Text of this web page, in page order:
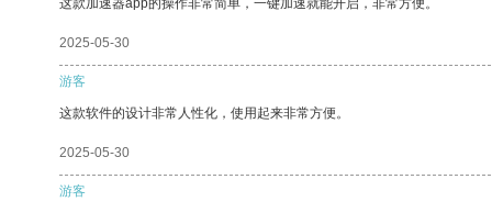
这款加速器app的操作非常简单，一键加速就能开启，非常方便。
2025-05-30
游客
这款软件的设计非常人性化，使用起来非常方便。
2025-05-30
游客